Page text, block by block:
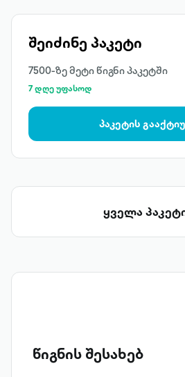
შეიძინე პაკეტი
7500-ზე მეტი წიგნი პაკეტში
7 დღე უფასოდ
პაკეტის
ყველა
წიგნის შესახებ